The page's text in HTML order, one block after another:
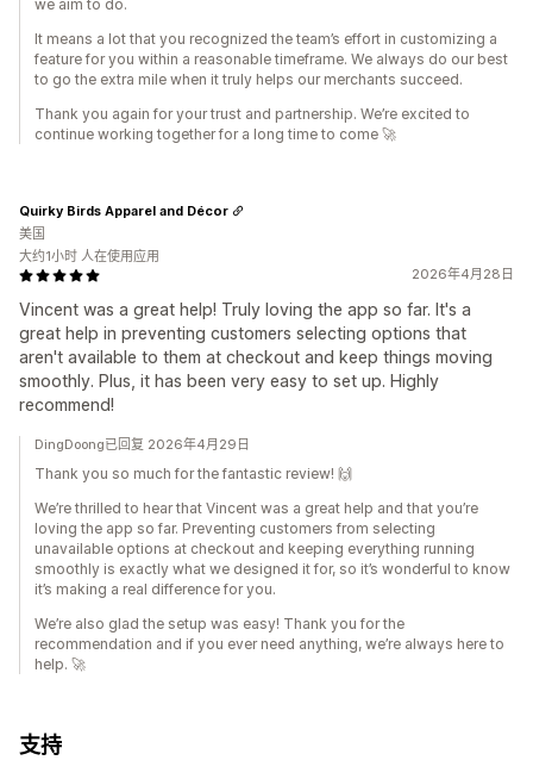
we aim to do.
It means a lot that you recognized the team’s effort in customizing a
feature for you within a reasonable timeframe. We always do our best
to go the extra mile when it truly helps our merchants succeed.
Thank you again for your trust and partnership. We’re excited to
continue working together for a long time to come 🚀
2026年4月28日
Vincent was a great help! Truly loving the app so far. It's a
great help in preventing customers selecting options that
aren't available to them at checkout and keep things moving
smoothly. Plus, it has been very easy to set up. Highly
recommend!
Quirky Birds Apparel and Décor
美国
大约1小时 人在使用应用
DingDoong已回复 2026年4月29日
Thank you so much for the fantastic review! 🙌
We’re thrilled to hear that Vincent was a great help and that you’re
loving the app so far. Preventing customers from selecting
unavailable options at checkout and keeping everything running
smoothly is exactly what we designed it for, so it’s wonderful to know
it’s making a real difference for you.
We’re also glad the setup was easy! Thank you for the
recommendation and if you ever need anything, we’re always here to
help. 🚀
支持